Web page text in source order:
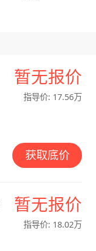
暂无报价
指导价: 17.56万
获取底价
暂无报价
指导价: 18.02万